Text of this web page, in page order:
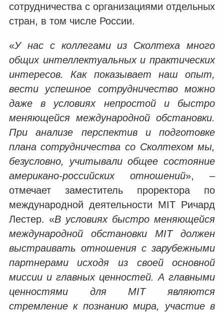
сотрудничества с организациями отдельных
стран, в том числе России.
«У нас с коллегами из Сколтеха много
общих интеллектуальных и практических
интересов. Как показывает наш опыт,
вести успешное сотрудничество можно
даже в условиях непростой и быстро
меняющейся международной обстановки.
При анализе перспектив и подготовке
плана сотрудничества со Сколтехом мы,
безусловно, учитывали общее состояние
американо-российских отношений», ‒
отмечает заместитель проректора по
международной деятельности MIT Ричард
Лестер. «В условиях быстро меняющейся
международной обстановки MIT должен
выстраивать отношения с зарубежными
партнерами исходя из своей основной
миссии и главных ценностей. А главными
ценностями для MITявляются
стремление к познанию мира, участие в